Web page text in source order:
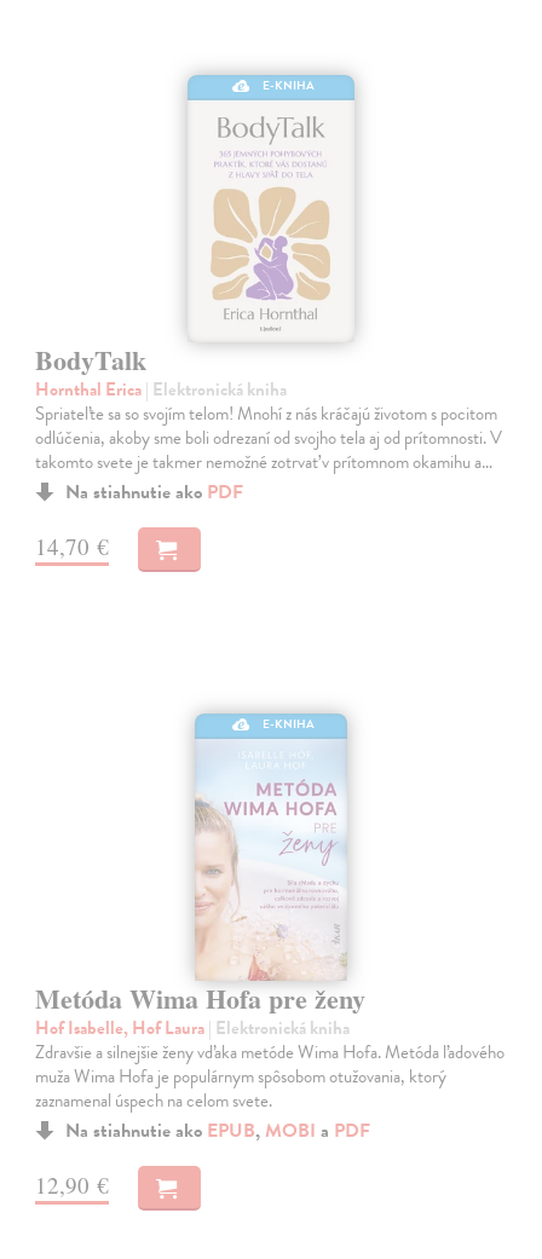
E-KNIHA
BodyTalk
Hornthal Erica| Elektronická kniha
Spriateľte sa so svojím telom! Mnohí z nás kráčajú životom s pocitom
odlúčenia, akoby sme boli odrezaní od svojho tela aj od prítomnosti. V
takomto svete je takmer nemožné zotrvať v prítomnom okamihu a…
Na stiahnutie ako PDF
14,70 €
E-KNIHA
Metóda Wima Hofa pre ženy
Hof Isabelle, Hof Laura| Elektronická kniha
Zdravšie a silnejšie ženy vďaka metóde Wima Hofa. Metóda ľadového
muža Wima Hofa je populárnym spôsobom otužovania, ktorý
zaznamenal úspech na celom svete.
Na stiahnutie ako EPUB, MOBI a PDF
12,90 €